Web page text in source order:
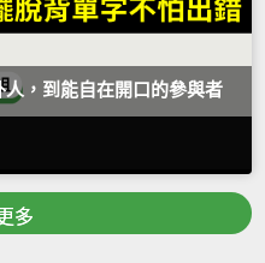
，到能自在開口的參與者
多